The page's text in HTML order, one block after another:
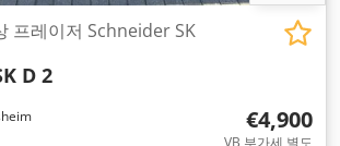
프레이저 Schneider SK
D 2
€4,900
VB 부가세 별도